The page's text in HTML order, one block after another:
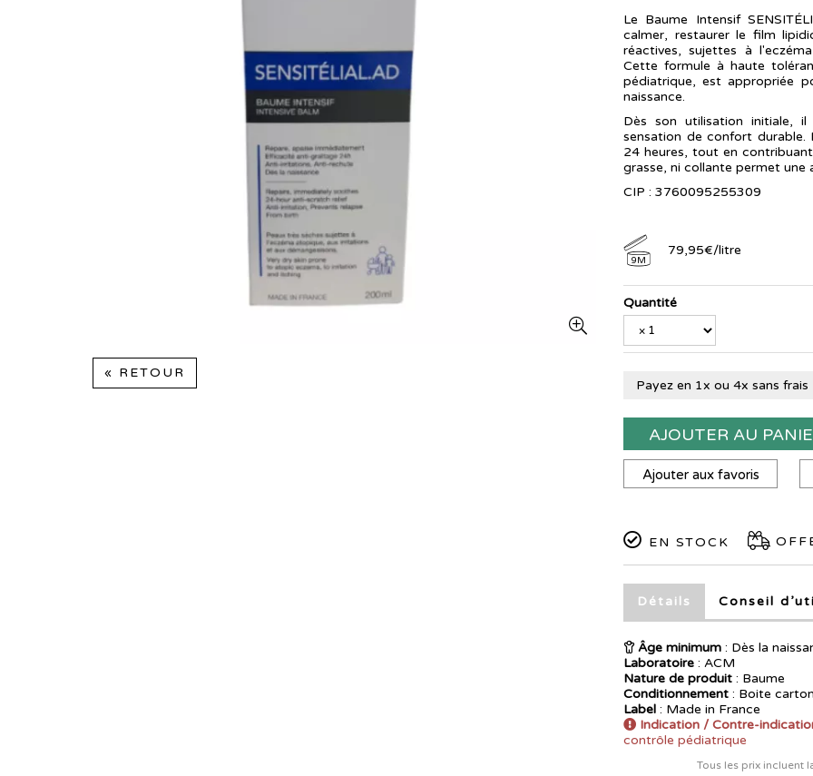
« RETOUR
Le Baume Intensif
calmer, restaurer le film
réactives, sujettes à
Cette formule à haute
pédiatrique, est appropriée
naissance.
Dès son utilisation initiale,
sensation de confort
24 heures, tout en
grasse, ni collante permet
CIP : 3760095255309
9M
79,95€/litre
Quantité
Payez en 1x ou 4x sans frais
AJOUTER AU
Ajouter aux favoris
EN STOCK
Détails Conseil
Âge minimum : Dès la
Laboratoire : ACM
Nature de produit : Baume
Conditionnement : Boite
Label : Made in France
Indication / Contre-
contrôle pédiatrique
Tous les prix incluent